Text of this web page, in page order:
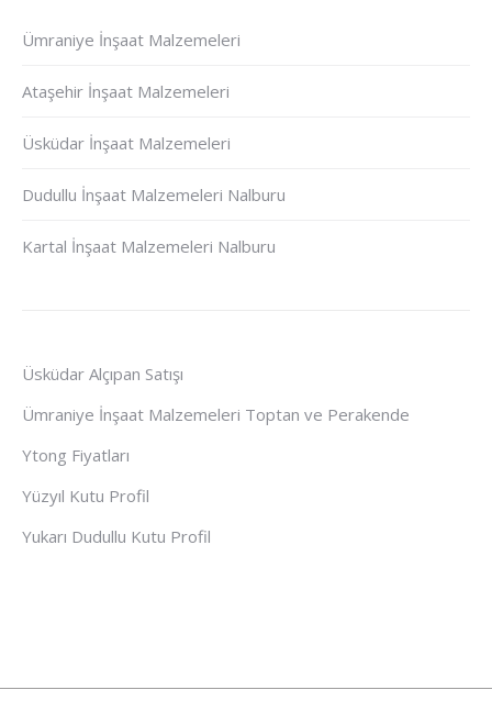
Ümraniye İnşaat Malzemeleri
Ataşehir İnşaat Malzemeleri
Üsküdar İnşaat Malzemeleri
Dudullu İnşaat Malzemeleri Nalburu
Kartal İnşaat Malzemeleri Nalburu
Üsküdar Alçıpan Satışı
Ümraniye İnşaat Malzemeleri Toptan ve Perakende
Ytong Fiyatları
Yüzyıl Kutu Profil
Yukarı Dudullu Kutu Profil